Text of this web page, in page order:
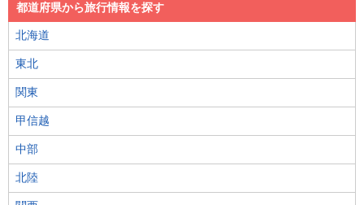
都道府県から旅行情報を探す
北海道
東北
関東
甲信越
中部
北陸